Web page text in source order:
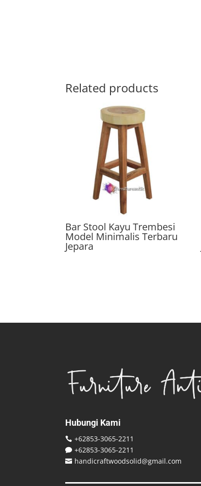
Related products
Bar Stool Kayu Trembesi
Model Minimalis Terbaru
Jepara
Hubungi Kami
 +62853-3065-2211
 +62853-3065-2211
 handicraftwoodsolid@gmail.com